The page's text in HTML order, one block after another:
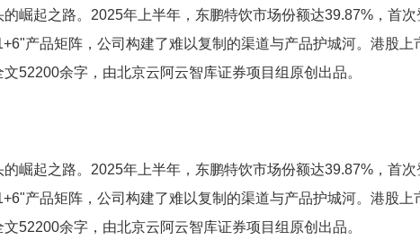
崛起之路。2025年上半年，东鹏特饮市场份额达39.87%，首
产品矩阵，公司构建了难以复制的渠道与产品护城河。港股上
52200余字，由北京云阿云智库证券项目组原创出品。
崛起之路。2025年上半年，东鹏特饮市场份额达39.87%，首
产品矩阵，公司构建了难以复制的渠道与产品护城河。港股上
52200余字，由北京云阿云智库证券项目组原创出品。